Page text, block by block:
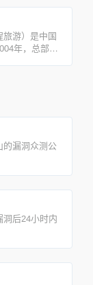
旅游）是中国
年，总部设
的漏洞众测公
洞后24小时内